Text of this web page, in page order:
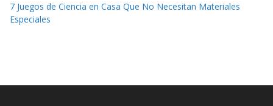
7 Juegos de Ciencia en Casa Que No Necesitan Materiales
Especiales